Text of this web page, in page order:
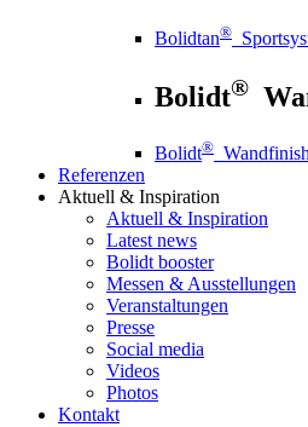
Bolidtan®
Bolidt®
Bolidt®
Referenzen
Aktuell & Inspiration
Aktuell & Inspiration
Latest news
Bolidt booster
Messen & Ausstellungen
Veranstaltungen
Presse
Social media
Videos
Photos
Kontakt